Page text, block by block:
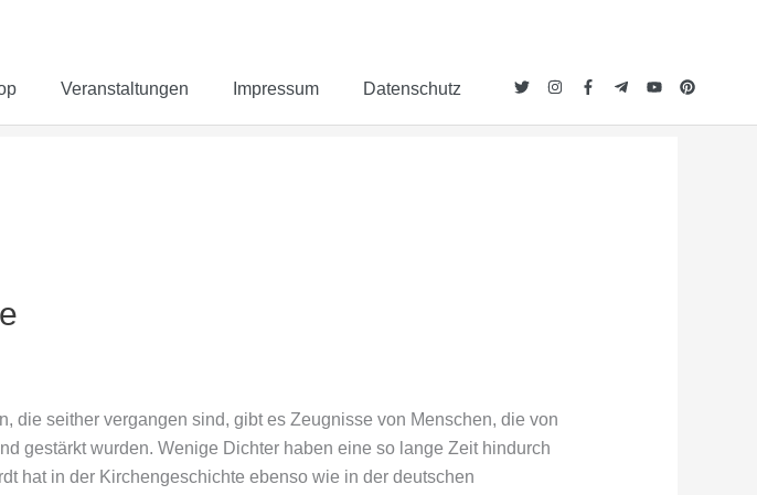
Veranstaltungen Impressum Datenschutz
die seither vergangen sind, gibt es Zeugnisse von Menschen, die von
gestärkt wurden. Wenige Dichter haben eine so lange Zeit hindurch
hat in der Kirchengeschichte ebenso wie in der deutschen